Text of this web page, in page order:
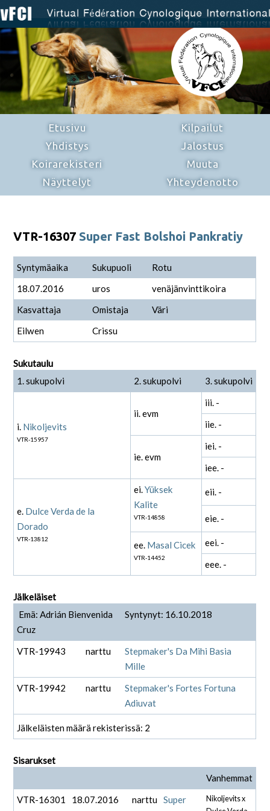
Etusivu
Yhdistys
Koirarekisteri
Näyttelyt
Kilpailut
Jalostus
Muuta
Yhteydenotto
VTR-16307 Super Fast Bolshoi Pankratiy
Syntymäaika Sukupuoli
Rotu
18.07.2016
uros
venäjänvinttikoira
Kasvattaja
Omistaja
Väri
Eilwen
Crissu
Sukutaulu
1. sukupolvi
2. sukupolvi 3. sukupolvi
i. Nikoljevits
VTR-15957
ii. evm
iii. -
iie. -
ie. evm
iei. -
iee. -
e. Dulce Verda de la
Dorado
VTR-13812
ei.Yüksek
Kalite
VTR-14858
eii. -
eie. -
ee. Masal Cicek
VTR-14452
eei. -
eee. -
Jälkeläiset
Emä: Adrián Bienvenida
Cruz
Syntynyt: 16.10.2018
VTR-19943 narttu
Stepmaker's Da Mihi Basia
Mille
VTR-19942
narttu
Stepmaker's Fortes Fortuna
Adiuvat
Jälkeläisten määrä rekisterissä: 2
Sisarukset
Vanhemmat
VTR-16301
18.07.2016 narttu Super
Nikoljevits x